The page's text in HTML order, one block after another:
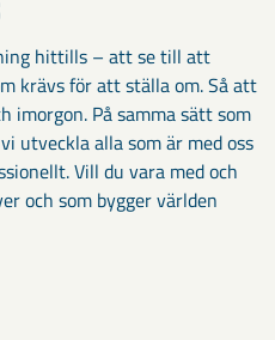
hittills – att se till att
krävs för att ställa om. Så att
imorgon. På samma sätt som
utveckla alla som är med oss
Vill du vara med och
och som bygger världen